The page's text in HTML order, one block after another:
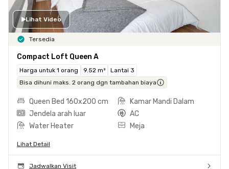
Lihat Video
Tersedia
Compact Loft Queen A
Harga untuk 1 orang 9.52 m²
Lantai 3
Bisa dihuni maks. 2 orang dgn tambahan biaya
Queen Bed 160x200 cm
Kamar Mandi Dalam
Jendela arah luar
AC
Water Heater
Meja
Lihat Detail
Jadwalkan Visit